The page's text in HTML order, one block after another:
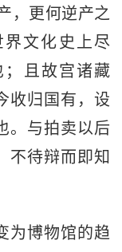
，更何逆产之
文化史上尽
且故宫诸藏
收归国有，设
。与拍卖以后
不待辩而即知
为博物馆的趋